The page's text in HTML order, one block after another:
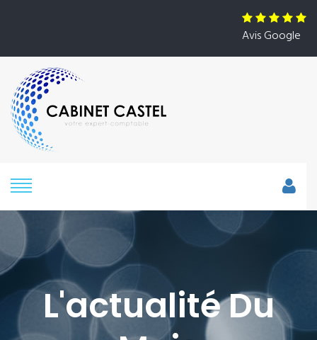
Avis Google
L'actualité Du